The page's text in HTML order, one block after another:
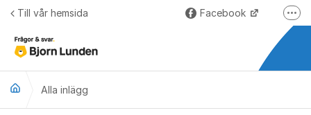
Hoppa till innehåll
Till vår hemsida Facebook
Alla inlägg